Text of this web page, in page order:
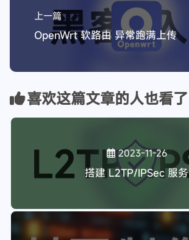
上一篇
OpenWrt 软路由 异常跑满上传
喜欢这篇文章的人也看了
2023-11-26
搭建 L2TP/IPSec 服务